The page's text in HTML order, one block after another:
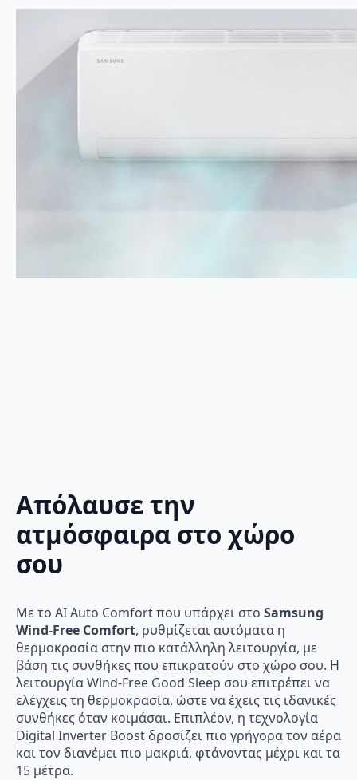
Απόλαυσε την
ατμόσφαιρα στο χώρο
σου
Με το AI Auto Comfort που υπάρχει στο Samsung
Wind-Free Comfort, ρυθμίζεται αυτόματα η
θερμοκρασία στην πιο κατάλληλη λειτουργία, με
βάση τις συνθήκες που επικρατούν στο χώρο σου. Η
λειτουργία Wind-Free Good Sleep σου επιτρέπει να
ελέγχεις τη θερμοκρασία, ώστε να έχεις τις ιδανικές
συνθήκες όταν κοιμάσαι. Επιπλέον, η τεχνολογία
Digital Inverter Boost δροσίζει πιο γρήγορα τον αέρα
και τον διανέμει πιο μακριά, φτάνοντας μέχρι και τα
15 μέτρα.